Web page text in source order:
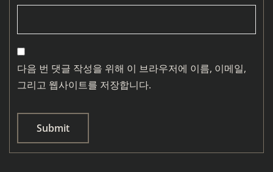
다음 번 댓글 작성을 위해 이 브라우저에 이름, 이메일,
그리고 웹사이트를 저장합니다.